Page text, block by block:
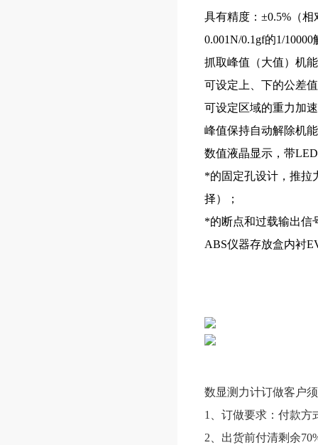
具有精度：±0.5%（
0.001N/0.1gf的1/
抓取峰值（大值）机
可设定上、下的公差
可设定区域的重力加
峰值保持自动解除机
数值液晶显示，带
*的固定孔设计，推拉
择）；
*的断点和过载输出信
ABS仪器存放盒内衬
数显测力计订做客户
1、订做要求：付款方
2、出货前付清剩余